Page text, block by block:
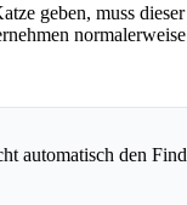
geben, muss
automatisch den